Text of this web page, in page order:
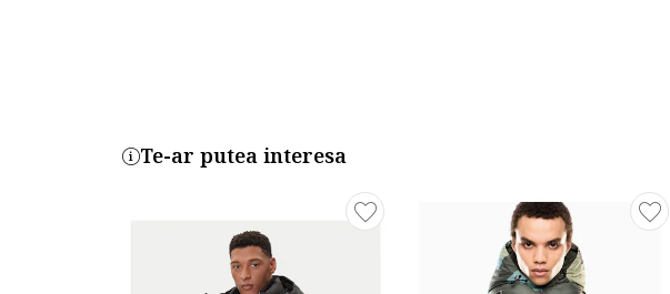
Te-ar putea interesa